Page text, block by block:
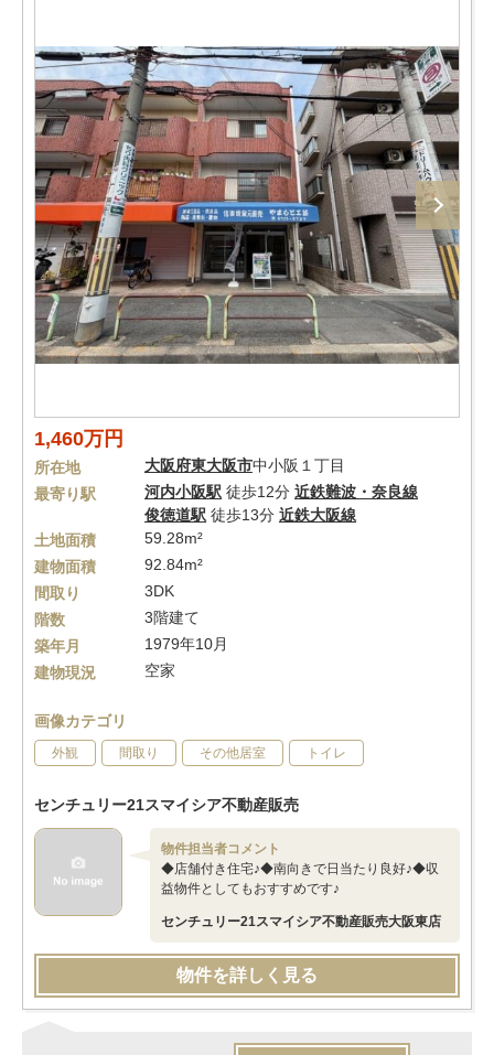
1,460万円
所在地 大阪府東大阪市中小阪１丁目
最寄り駅
河内小阪駅 徒歩12分 近鉄難波・奈良線
俊徳道駅 徒歩13分 近鉄大阪線
土地面積
59.28m²
建物面積
92.84m²
間取り
3DK
階数
3階建て
築年月
1979年10月
建物現況
空家
画像カテゴリ
外観 間取り その他居室 トイレ
センチュリー21スマイシア不動産販売
物件担当者コメント
◆店舗付き住宅♪◆南向きで日当たり良好♪◆収
益物件としてもおすすめです♪
センチュリー21スマイシア不動産販売大阪東店
物件を詳しく見る